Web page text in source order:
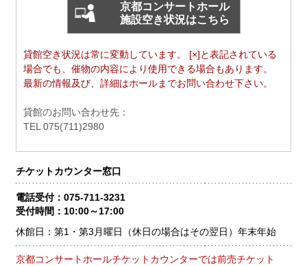
京都コンサートホール
施設空き状況はこちら
貸館空き状況は常に変動しています。 [×]と表記されている
場合でも、催物の内容により使用できる場合もあります。
最新の情報及び、詳細はホールまでお問い合わせ下さい。
貸館のお問い合わせ先：
TEL 075(711)2980
チケットカウンター窓口
電話受付：075-711-3231
受付時間：10:00～17:00
休館日：第1・第3月曜日（休日の場合はその翌日） 年末年始
京都コンサートホールチケットカウンターでは前売チケット